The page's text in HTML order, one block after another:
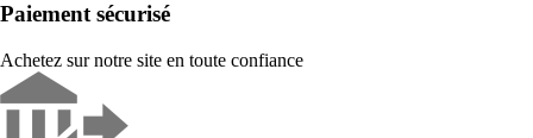
Paiement sécurisé
Achetez sur notre site en toute confiance